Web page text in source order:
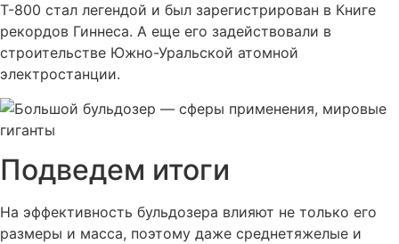
Т-800 стал легендой и был зарегистрирован в Книге
рекордов Гиннеса. А еще его задействовали в
строительстве Южно-Уральской атомной
электростанции.
Подведем итоги
На эффективность бульдозера влияют не только его
размеры и масса, поэтому даже среднетяжелые и